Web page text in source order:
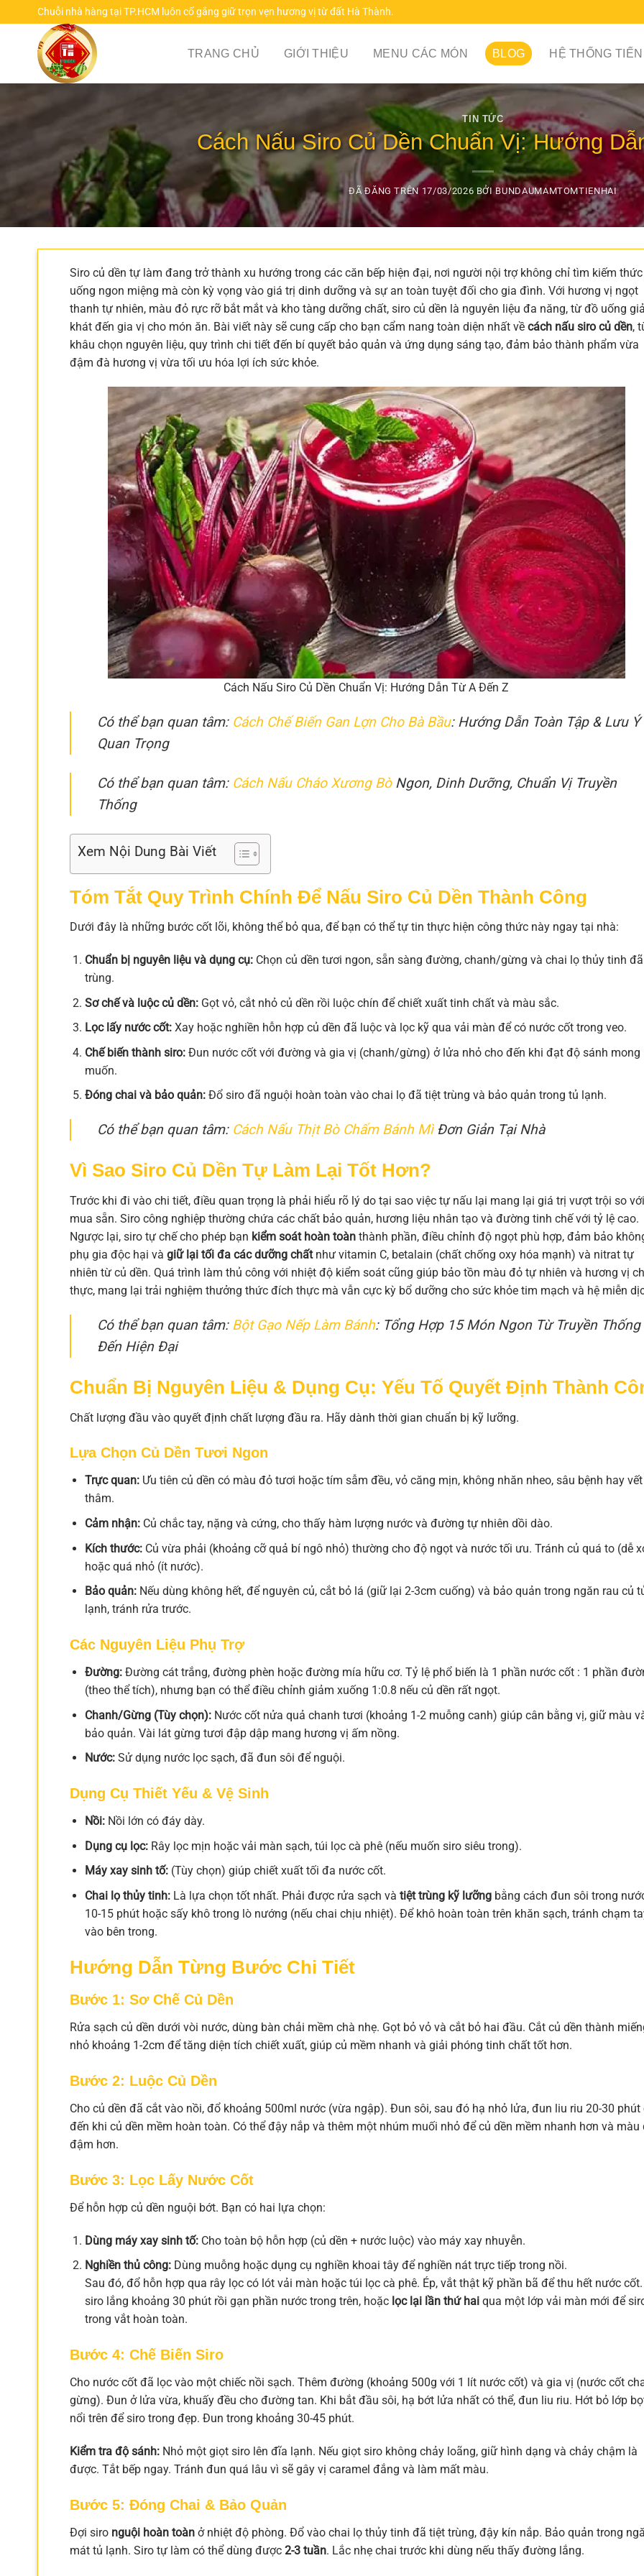
đến
Chuỗi nhà hàng tại TP.HCM luôn cố gắng giữ trọn vẹn hương vị từ đất Hà Thành.
TRANG CHỦ GIỚI THIỆU MENU CÁC MÓN BLOG HỆ THỐNG TIẾN
TIN TỨC
Cách Nấu Siro Củ Dền Chuẩn Vị: Hướng
ĐÃ ĐĂNG TRÊN 17/03/2026 BỞIBUNDAUMAMTOMTIENHAI
Siro củ dền tự làm đang trở thành xu hướng trong các căn bếp hiện đại, nơi người nội trợ không chỉ tìm kiếm thức
uống ngon miệng mà còn kỳ vọng vào giá trị dinh dưỡng và sự an toàn tuyệt đối cho gia đình. Với hương vị ngọt
thanh tự nhiên, màu đỏ rực rỡ bắt mắt và kho tàng dưỡng chất, siro củ dền là nguyên liệu đa năng, từ đồ uống
khát đến gia vị cho món ăn. Bài viết này sẽ cung cấp cho bạn cẩm nang toàn diện nhất về cách nấu siro củ dền,
khâu chọn nguyên liệu, quy trình chi tiết đến bí quyết bảo quản và ứng dụng sáng tạo, đảm bảo thành phẩm vừa
đậm đà hương vị vừa tối ưu hóa lợi ích sức khỏe.
Cách Nấu Siro Củ Dền Chuẩn Vị: Hướng Dẫn Từ A Đến Z
Có thể bạn quan tâm: Cách Chế Biến Gan Lợn Cho Bà Bầu: Hướng Dẫn Toàn Tập & Lưu Ý
Quan Trọng
Có thể bạn quan tâm: Cách Nấu Cháo Xương BòNgon, Dinh Dưỡng, Chuẩn Vị Truyền
Thống
Xem Nội Dung Bài Viết
Tóm Tắt Quy Trình Chính Để Nấu Siro Củ Dền Thành Công
Dưới đây là những bước cốt lõi, không thể bỏ qua, để bạn có thể tự tin thực hiện công thức này ngay tại nhà:
Chuẩn bị nguyên liệu và dụng cụ:Chọn củ dền tươi ngon, sẵn sàng đường, chanh/gừng và chai lọ thủy tinh
trùng.
Sơ chế và luộc củ dền:Gọt vỏ, cắt nhỏ củ dền rồi luộc chín để chiết xuất tinh chất và màu sắc.
Lọc lấy nước cốt:Xay hoặc nghiền hỗn hợp củ dền đã luộc và lọc kỹ qua vải màn để có nước cốt trong veo.
Chế biến thành siro:Đun nước cốt với đường và gia vị (chanh/gừng) ở lửa nhỏ cho đến khi đạt độ sánh mong
muốn.
Đóng chai và bảo quản:Đổ siro đã nguội hoàn toàn vào chai lọ đã tiệt trùng và bảo quản trong tủ lạnh.
Có thể bạn quan tâm: Cách Nấu Thịt Bò Chấm Bánh MìĐơn Giản Tại Nhà
Vì Sao Siro Củ Dền Tự Làm Lại Tốt Hơn?
Trước khi đi vào chi tiết, điều quan trọng là phải hiểu rõ lý do tại sao việc tự nấu lại mang lại giá trị vượt trội so với
mua sẵn. Siro công nghiệp thường chứa các chất bảo quản, hương liệu nhân tạo và đường tinh chế với tỷ lệ cao.
Ngược lại, siro tự chế cho phép bạn kiểm soát hoàn toàn thành phần, điều chỉnh độ ngọt phù hợp, đảm bảo
phụ gia độc hại và giữ lại tối đa các dưỡng chấtnhư vitamin C, betalain (chất chống oxy hóa mạnh) và nitrat tự
nhiên từ củ dền. Quá trình làm thủ công với nhiệt độ kiểm soát cũng giúp bảo tồn màu đỏ tự nhiên và hương vị
thực, mang lại trải nghiệm thưởng thức đích thực mà vẫn cực kỳ bổ dưỡng cho sức khỏe tim mạch và hệ miễn
Có thể bạn quan tâm: Bột Gạo Nếp Làm Bánh: Tổng Hợp 15 Món Ngon Từ Truyền Thống
Đến Hiện Đại
Chuẩn Bị Nguyên Liệu & Dụng Cụ: Yếu Tố Quyết Định Thành
Chất lượng đầu vào quyết định chất lượng đầu ra. Hãy dành thời gian chuẩn bị kỹ lưỡng.
Lựa Chọn Củ Dền Tươi Ngon
Trực quan:Ưu tiên củ dền có màu đỏ tươi hoặc tím sẫm đều, vỏ căng mịn, không nhăn nheo, sâu bệnh hay vết
thâm.
Cảm nhận:Củ chắc tay, nặng và cứng, cho thấy hàm lượng nước và đường tự nhiên dồi dào.
Kích thước:Củ vừa phải (khoảng cỡ quả bí ngô nhỏ) thường cho độ ngọt và nước tối ưu. Tránh củ quá to (dễ
hoặc quá nhỏ (ít nước).
Bảo quản:Nếu dùng không hết, để nguyên củ, cắt bỏ lá (giữ lại 2-3cm cuống) và bảo quản trong ngăn rau củ
lạnh, tránh rửa trước.
Các Nguyên Liệu Phụ Trợ
Đường:Đường cát trắng, đường phèn hoặc đường mía hữu cơ. Tỷ lệ phổ biến là 1 phần nước cốt : 1 phần
(theo thể tích), nhưng bạn có thể điều chỉnh giảm xuống 1:0.8 nếu củ dền rất ngọt.
Chanh/Gừng (Tùy chọn):Nước cốt nửa quả chanh tươi (khoảng 1-2 muỗng canh) giúp cân bằng vị, giữ màu
bảo quản. Vài lát gừng tươi đập dập mang hương vị ấm nồng.
Nước:Sử dụng nước lọc sạch, đã đun sôi để nguội.
Dụng Cụ Thiết Yếu & Vệ Sinh
Nồi:Nồi lớn có đáy dày.
Dụng cụ lọc:Rây lọc mịn hoặc vải màn sạch, túi lọc cà phê (nếu muốn siro siêu trong).
Máy xay sinh tố:(Tùy chọn) giúp chiết xuất tối đa nước cốt.
Chai lọ thủy tinh:Là lựa chọn tốt nhất. Phải được rửa sạch và tiệt trùng kỹ lưỡngbằng cách đun sôi trong
10-15 phút hoặc sấy khô trong lò nướng (nếu chai chịu nhiệt). Để khô hoàn toàn trên khăn sạch, tránh chạm
vào bên trong.
Hướng Dẫn Từng Bước Chi Tiết
Bước 1: Sơ Chế Củ Dền
Rửa sạch củ dền dưới vòi nước, dùng bàn chải mềm chà nhẹ. Gọt bỏ vỏ và cắt bỏ hai đầu. Cắt củ dền thành
nhỏ khoảng 1-2cm để tăng diện tích chiết xuất, giúp củ mềm nhanh và giải phóng tinh chất tốt hơn.
Bước 2: Luộc Củ Dền
Cho củ dền đã cắt vào nồi, đổ khoảng 500ml nước (vừa ngập). Đun sôi, sau đó hạ nhỏ lửa, đun liu riu 20-30 phút
đến khi củ dền mềm hoàn toàn. Có thể đậy nắp và thêm một nhúm muối nhỏ để củ dền mềm nhanh hơn và màu
đậm hơn.
Bước 3: Lọc Lấy Nước Cốt
Để hỗn hợp củ dền nguội bớt. Bạn có hai lựa chọn:
Dùng máy xay sinh tố:Cho toàn bộ hỗn hợp (củ dền + nước luộc) vào máy xay nhuyễn.
Nghiền thủ công:Dùng muỗng hoặc dụng cụ nghiền khoai tây để nghiền nát trực tiếp trong nồi.
Sau đó, đổ hỗn hợp qua rây lọc có lót vải màn hoặc túi lọc cà phê. Ép, vắt thật kỹ phần bã để thu hết nước
siro lắng khoảng 30 phút rồi gạn phần nước trong trên, hoặc lọc lại lần thứ haiqua một lớp vải màn mới để
trong vắt hoàn toàn.
Bước 4: Chế Biến Siro
Cho nước cốt đã lọc vào một chiếc nồi sạch. Thêm đường (khoảng 500g với 1 lít nước cốt) và gia vị (nước cốt
gừng). Đun ở lửa vừa, khuấy đều cho đường tan. Khi bắt đầu sôi, hạ bớt lửa nhất có thể, đun liu riu. Hớt bỏ lớp
nổi trên để siro trong đẹp. Đun trong khoảng 30-45 phút.
Kiểm tra độ sánh: Nhỏ một giọt siro lên đĩa lạnh. Nếu giọt siro không chảy loãng, giữ hình dạng và chảy chậm là
được. Tắt bếp ngay. Tránh đun quá lâu vì sẽ gây vị caramel đắng và làm mất màu.
Bước 5: Đóng Chai & Bảo Quản
Đợi siro nguội hoàn toàn ở nhiệt độ phòng. Đổ vào chai lọ thủy tinh đã tiệt trùng, đậy kín nắp. Bảo quản trong
mát tủ lạnh. Siro tự làm có thể dùng được 2-3 tuần. Lắc nhẹ chai trước khi dùng nếu thấy đường lắng.